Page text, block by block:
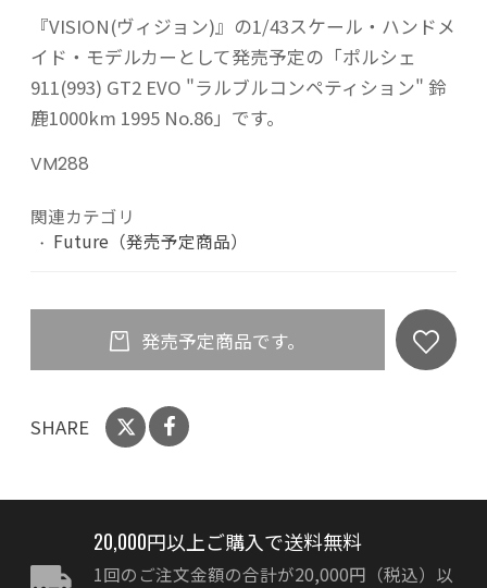
『VISION(ヴィジョン)』の1/43スケール・ハンドメ
イド・モデルカーとして発売予定の「ポルシェ
911(993) GT2 EVO "ラルブルコンペティション" 鈴
鹿1000km 1995 No.86」です。
VM288
関連カテゴリ
Future（発売予定商品）
発売予定商品です。
SHARE
20,000円以上ご購入で送料無料
1回のご注文金額の合計が20,000円（税込）以